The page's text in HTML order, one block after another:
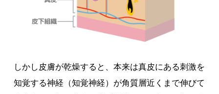
しかし皮膚が乾燥すると、本来は真皮にある刺激を
知覚する神経（知覚神経）が角質層近くまで伸びて